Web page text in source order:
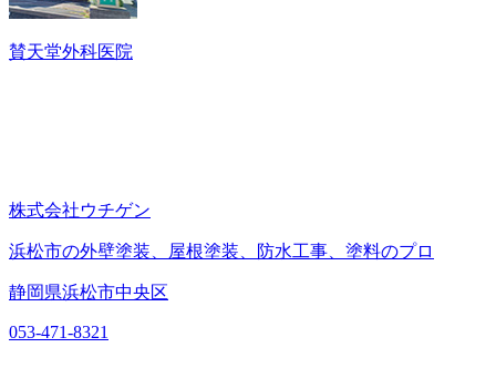
賛天堂外科医院
株式会社ウチゲン
浜松市の外壁塗装、屋根塗装、防水工事、塗料のプロ
静岡県浜松市中央区
053-471-8321